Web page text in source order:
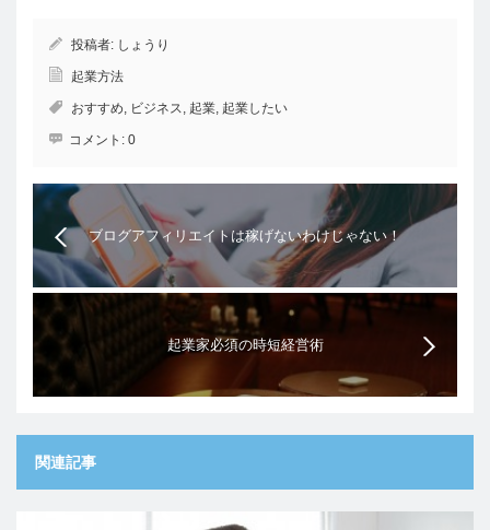
投稿者: しょうり
起業方法
おすすめ, ビジネス, 起業, 起業したい
コメント: 0
ブログアフィリエイトは稼げないわけじゃない！
起業家必須の時短経営術
関連記事